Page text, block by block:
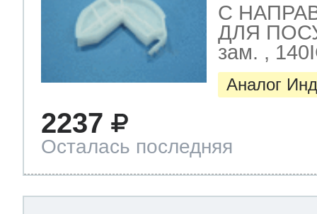
C
ДЛЯ
зам. ,
Аналог
2237
Осталась последняя